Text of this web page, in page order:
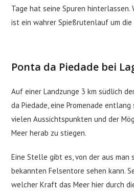
Tage hat seine Spuren hinterlassen.
ist ein wahrer Spießrutenlauf um
Ponta da Piedade bei
Auf einer Landzunge 3 km südlich
da Piedade, eine Promenade
vielen Aussichtspunkten und der
Meer herab zu stiegen.
Eine Stelle gibt es, von der aus man
bekannten Felsentore sehen kann.
welcher Kraft das Meer hier durch